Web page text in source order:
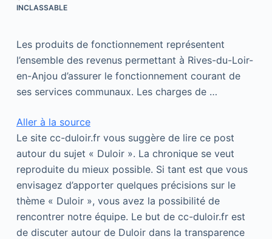
e
u
INCLASSABLE
Les produits de fonctionnement représentent
l’ensemble des revenus permettant à Rives-du-Loir-
en-Anjou d’assurer le fonctionnement courant de
ses services communaux. Les charges de …
Aller à la source
Le site cc-duloir.fr vous suggère de lire ce post
autour du sujet « Duloir ». La chronique se veut
reproduite du mieux possible. Si tant est que vous
envisagez d’apporter quelques précisions sur le
thème « Duloir », vous avez la possibilité de
rencontrer notre équipe. Le but de cc-duloir.fr est
de discuter autour de Duloir dans la transparence